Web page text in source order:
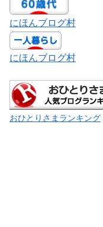
にほんブログ村
にほんブログ村
おひとりさまランキング